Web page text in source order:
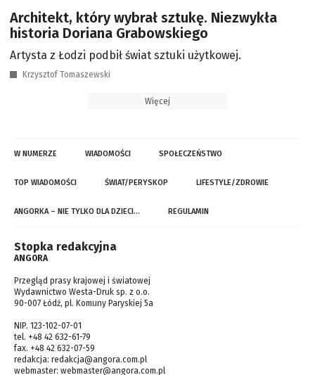
Architekt, który wybrał sztukę. Niezwykła
historia Doriana Grabowskiego
Artysta z Łodzi podbił świat sztuki użytkowej.
Krzysztof Tomaszewski
Więcej
W NUMERZE WIADOMOŚCI SPOŁECZEŃSTWO
TOP WIADOMOŚCI ŚWIAT/PERYSKOP LIFESTYLE/ZDROWIE
ANGORKA – NIE TYLKO DLA DZIECI… REGULAMIN
Stopka redakcyjna
ANGORA
Przegląd prasy krajowej i światowej
Wydawnictwo Westa-Druk sp. z o.o.
90-007 Łódź, pl. Komuny Paryskiej 5a
NIP. 123-102-07-01
tel. +48 42 632-61-79
fax. +48 42 632-07-59
redakcja: redakcja@angora.com.pl
webmaster: webmaster@angora.com.pl